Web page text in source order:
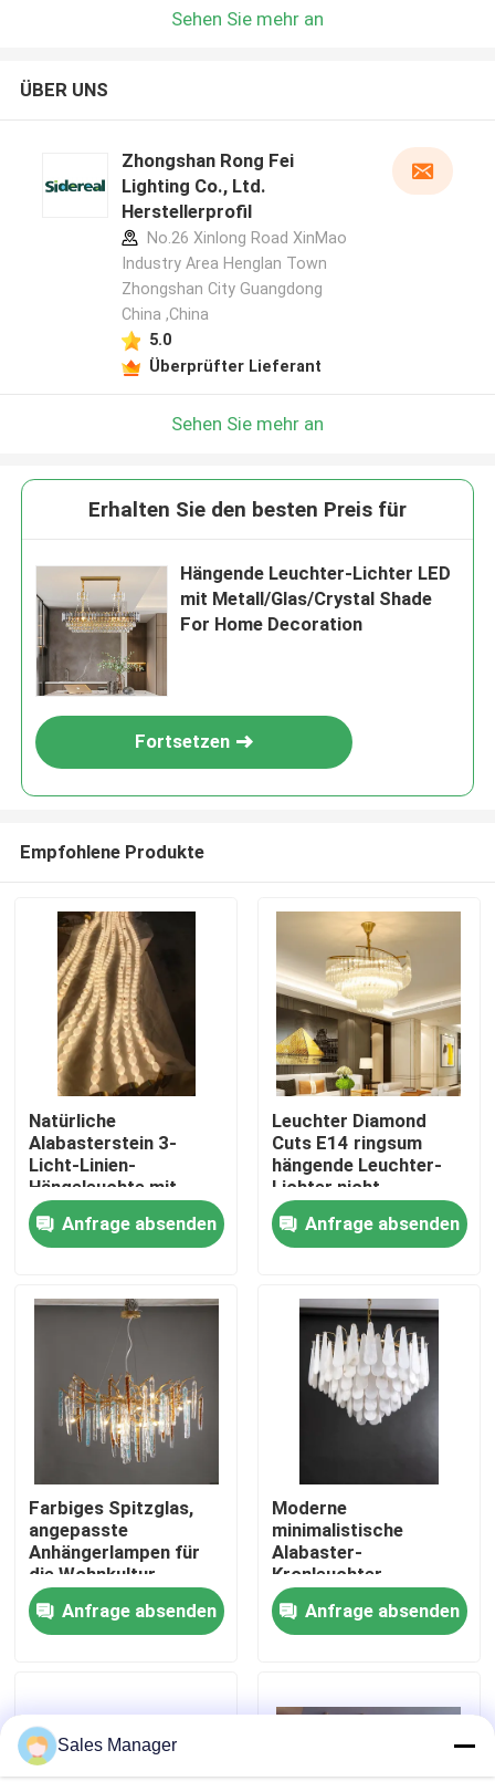
Zu Hause
Produkte
Werksbesichtigung
Qualitätskontrolle
Kontakt mit uns
Bitte um ein Angebot
Hängende Leuchter-Lichter
Maßgeschneiderte Kronleuchter
kundenspezifische hängende Lichter
Sehen Sie mehr an
ÜBER UNS
Zhongshan Rong Fei
Lighting Co., Ltd.
Herstellerprofil
No.26 Xinlong Road XinMao
Industry Area Henglan Town
Zhongshan City Guangdong
China ,China
5.0
Überprüfter Lieferant
Sehen Sie mehr an
Erhalten Sie den besten Preis für
Hängende Leuchter-Lichter LED
mit Metall/Glas/Crystal Shade
For Home Decoration
Fortsetzen
Empfohlene Produkte
Natürliche
Alabasterstein 3-
Licht-Linien-
Hängeleuchte mit
Antike Messing Finish
für Esstisch
Anfrage absenden
Leuchter Diamond
Cuts E14 ringsum
hängende Leuchter-
Lichter nicht
rostendes 100lm/W
Anfrage absenden
Farbiges Spitzglas,
angepasste
Anhängerlampen für
die Wohnkultur
Anfrage absenden
Moderne
minimalistische
Alabaster-
Kronleuchter
Wohnzimmer-
Kronleuchter Licht
Luxus-Villa Esszimmer
Anhängerlampe
Anfrage absenden
Sales Manager